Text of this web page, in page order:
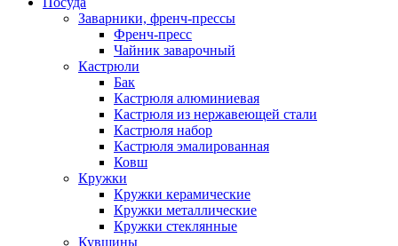
Заварники, френч-прессы
Френч-пресс
Чайник заварочный
Кастрюли
Бак
Кастрюля алюминиевая
Кастрюля из нержавеющей стали
Кастрюля набор
Кастрюля эмалированная
Ковш
Кружки
Кружки керамические
Кружки металлические
Кружки стеклянные
Кувшины